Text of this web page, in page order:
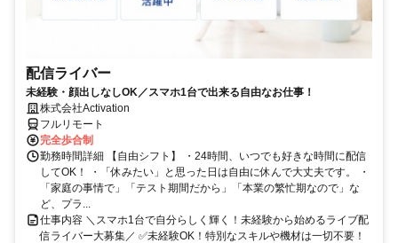
配信ライバー
未経験・顔出しなしOK／スマホ1台で出来る自由なお仕事！
株式会社Activation
フルリモート
完全歩合制
勤務時間詳細 【自由シフト】 ・24時間、いつでも好きな時間に配信
してOK！ ・「休みたい」と思った日は自由に休んで大丈夫です。 ・
「家庭の事情で」「テスト期間だから」「本業の繁忙期なので」な
ど、プラ...
仕事内容 ＼スマホ1台で自分らしく輝く！未経験から始めるライブ配
信ライバー大募集／ ✅未経験OK！特別なスキルや機材は一切不要！